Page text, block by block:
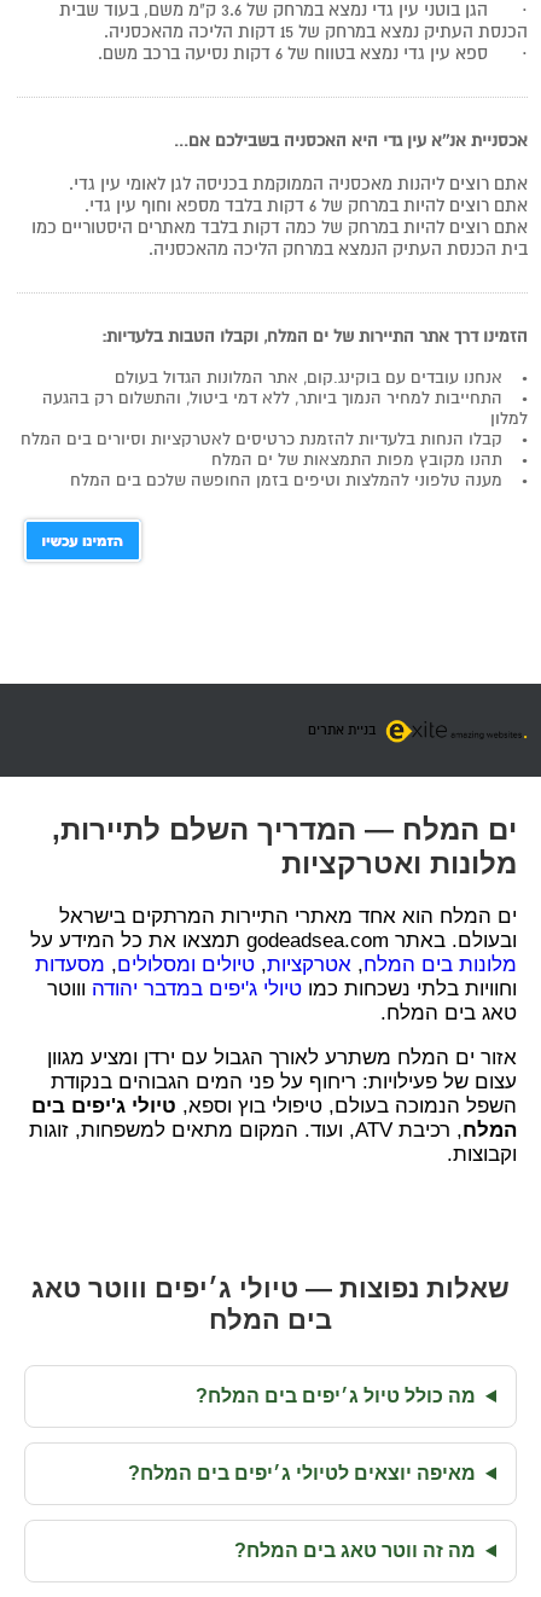
·
הגן בוטני עין גדי נמצא במרחק של 3.6 ק"מ משם, בעוד שבית
הכנסת העתיק נמצא במרחק של 15 דקות הליכה מהאכסניה.
· ספא עין גדי נמצא בטווח של 6 דקות נסיעה ברכב משם.
אכסניית אנ''א עין גדי היא האכסניה בשבילכם אם...
אתם רוצים ליהנות מאכסניה הממוקמת בכניסה לגן לאומי עין גדי.
אתם רוצים להיות במרחק של 6 דקות בלבד מספא וחוף עין גדי.
אתם רוצים להיות במרחק של כמה דקות בלבד מאתרים היסטוריים כמו
בית הכנסת העתיק הנמצא במרחק הליכה מהאכסניה.
הזמינו דרך אתר התיירות של ים המלח, וקבלו הטבות בלעדיות:
• אנחנו עובדים עם בוקינג.קום, אתר המלונות הגדול בעולם
• התחייבות למחיר הנמוך ביותר, ללא דמי ביטול, והתשלום רק בהגעה
למלון
• קבלו הנחות בלעדיות להזמנת כרטיסים לאטרקציות וסיורים בים המלח
• תהנו מקובץ מפות התמצאות של ים המלח
• מענה טלפוני להמלצות וטיפים בזמן החופשה שלכם בים המלח
בניית אתרים
ים המלח — המדריך השלם לתיירות,
מלונות ואטרקציות
ים המלח הוא אחד מאתרי התיירות המרתקים בישראל
ובעולם. באתר godeadsea.com תמצאו את כל המידע על
מלונות בים המלח, אטרקציות, טיולים ומסלולים, מסעדות
וחוויות בלתי נשכחות כמו טיולי ג'יפים במדבר יהודה וווטר
טאג בים המלח.
אזור ים המלח משתרע לאורך הגבול עם ירדן ומציע מגוון
עצום של פעילויות: ריחוף על פני המים הגבוהים בנקודת
השפל הנמוכה בעולם, טיפולי בוץ וספא, טיולי ג'יפים בים
המלח
, רכיבת ATV, ועוד. המקום מתאים למשפחות, זוגות
וקבוצות.
שאלות נפוצות — טיולי ג׳יפים וווטר טאג
בים המלח
מה כולל טיול ג׳יפים בים המלח?
מאיפה יוצאים לטיולי ג׳יפים בים המלח?
מה זה ווטר טאג בים המלח?